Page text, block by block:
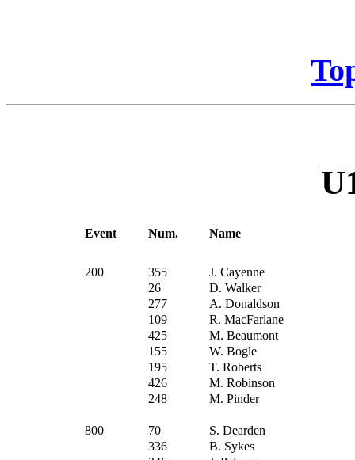
Event Num. Name
200 355
J. Cayenne
26
D. Walker
277
A. Donaldson
109
R. MacFarlane
425
M. Beaumont
155
W. Bogle
195
T. Roberts
426
M. Robinson
248
M. Pinder
800 70
S. Dearden
336
B. Sykes